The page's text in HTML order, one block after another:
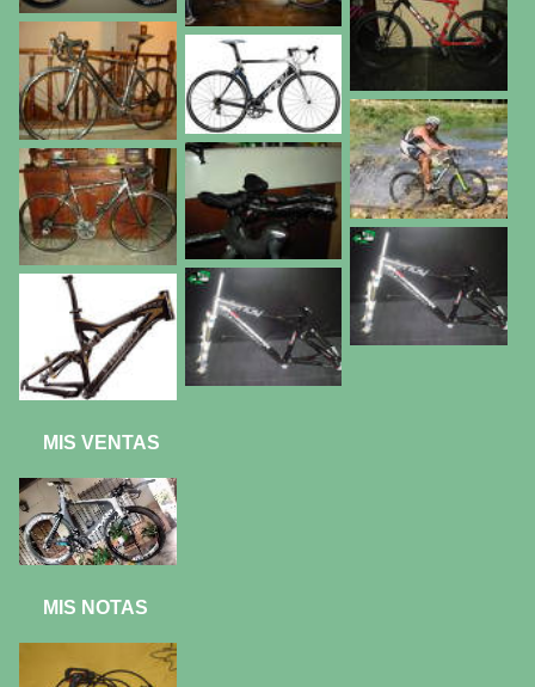
MIS VENTAS
MIS NOTAS